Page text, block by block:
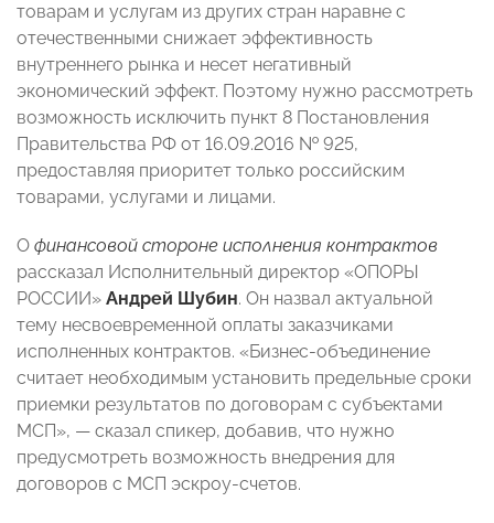
товарам и услугам из других стран наравне с
отечественными снижает эффективность
внутреннего рынка и несет негативный
экономический эффект. Поэтому нужно рассмотреть
возможность исключить пункт 8 Постановления
Правительства РФ от 16.09.2016 № 925,
предоставляя приоритет только российским
товарами, услугами и лицами.
О финансовой стороне исполнения контрактов
рассказал Исполнительный директор «ОПОРЫ
РОССИИ» Андрей Шубин. Он назвал актуальной
тему несвоевременной оплаты заказчиками
исполненных контрактов. «Бизнес-объединение
считает необходимым установить предельные сроки
приемки результатов по договорам с субъектами
МСП», — сказал спикер, добавив, что нужно
предусмотреть возможность внедрения для
договоров с МСП эскроу-счетов.